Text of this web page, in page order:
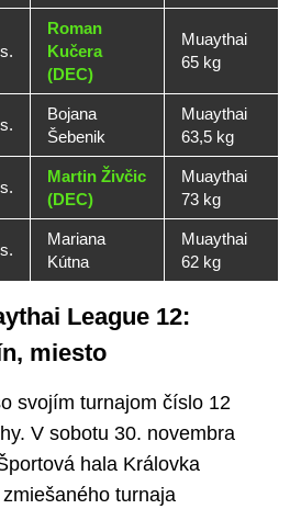
Roman
Kučera
(DEC)
Muaythai
65 kg
Bojana
Šebenik
Muaythai
63,5 kg
Martin Živčic
(DEC)
Muaythai
73 kg
Mariana
Kútna
Muaythai
62 kg
League 12:
miesto
svojím turnajom číslo 12
V sobotu 30. novembra
hala Královka
turnaja